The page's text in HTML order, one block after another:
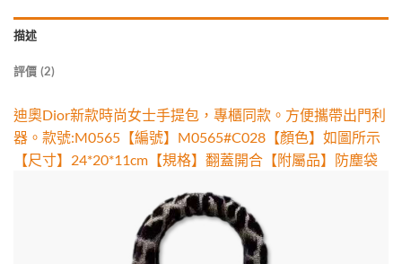
描述
評價 (2)
迪奧Dior新款時尚女士手提包，專櫃同款。方便攜帶出門利
器。款號:M0565【編號】M0565#C028【顏色】如圖所示
【尺寸】24*20*11cm【規格】翻蓋開合【附屬品】防塵袋